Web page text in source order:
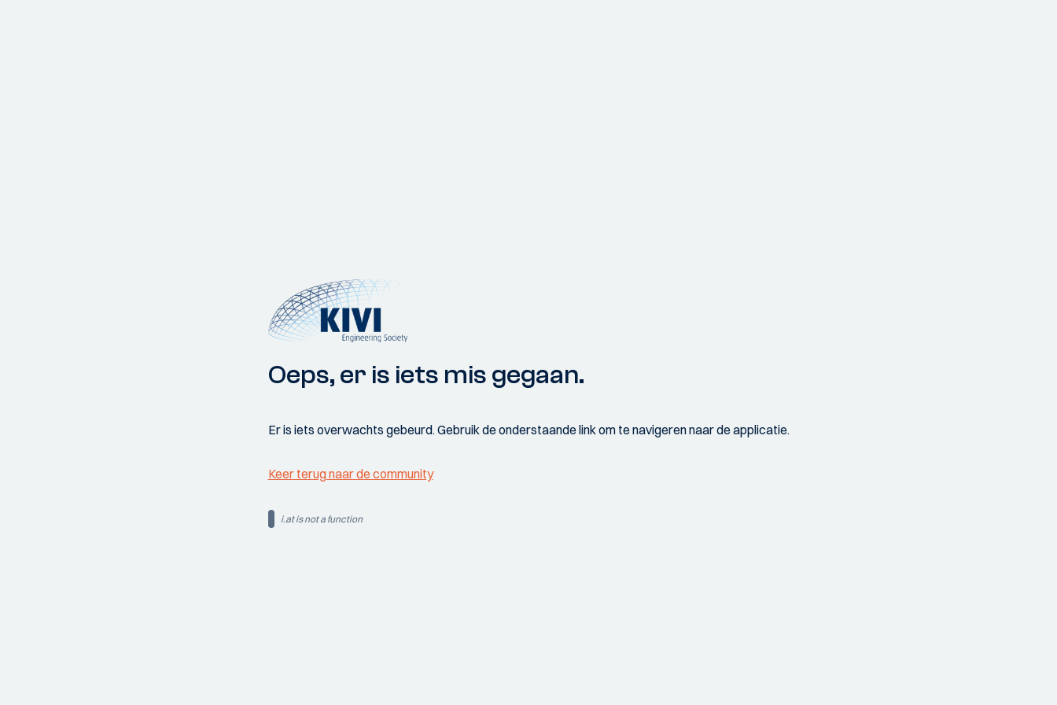
Oeps, er is iets mis gegaan.
Er is iets overwachts gebeurd. Gebruik de onderstaande link om te navigeren naar de applicatie.
Keer terug naar de community
i.at is not a function